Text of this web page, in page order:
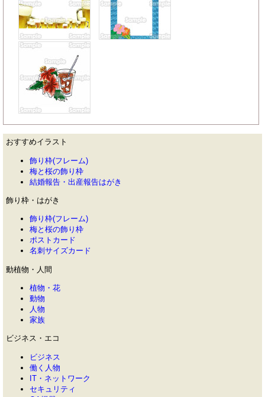
おすすめイラスト
飾り枠(フレーム)
梅と桜の飾り枠
結婚報告・出産報告はがき
飾り枠・はがき
飾り枠(フレーム)
梅と桜の飾り枠
ポストカード
名刺サイズカード
動植物・人間
植物・花
動物
人物
家族
ビジネス・エコ
ビジネス
働く人物
IT・ネットワーク
セキュリティ